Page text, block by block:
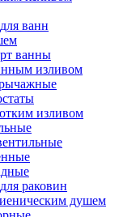
ванн
ванны
изливом
изливом
раковин
душем